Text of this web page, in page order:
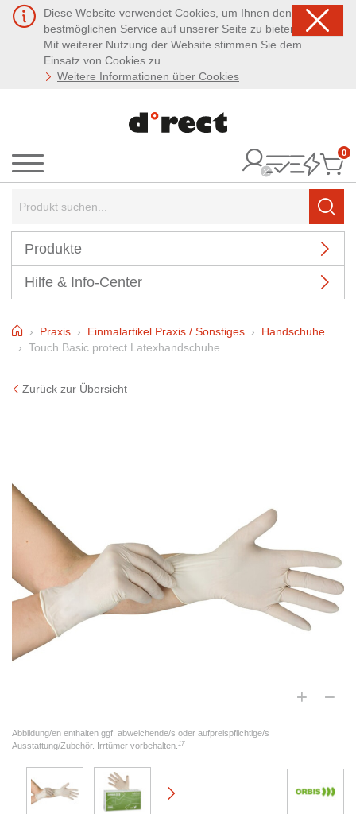
Diese Website verwendet Cookies, um Ihnen den
bestmöglichen Service auf unserer Seite zu bieten.
Mit weiterer Nutzung der Website stimmen Sie dem
Einsatz von Cookies zu.
Weitere Informationen über Cookies
Menü
0
Produkte
Hilfe & Info-Center
HomePraxis Einmalartikel Praxis / Sonstiges
Handschuhe
Touch Basic protect Latexhandschuhe
Zurück zur Übersicht
Abbildung/en enthalten ggf. abweichende/s oder aufpreispflichtige/s
Ausstattung/Zubehör. Irrtümer vorbehalten. 17